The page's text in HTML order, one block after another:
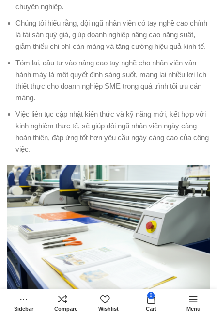
chuyên nghiệp.
Chúng tôi hiểu rằng, đội ngũ nhân viên có tay nghề cao chính
là tài sản quý giá, giúp doanh nghiệp nâng cao năng suất,
giảm thiểu chi phí cán màng và tăng cường hiệu quả kinh tế.
Tóm lại, đầu tư vào nâng cao tay nghề cho nhân viên vận
hành máy là một quyết định sáng suốt, mang lại nhiều lợi ích
thiết thực cho doanh nghiệp SME trong quá trình tối ưu cán
màng.
Việc liên tục cập nhật kiến thức và kỹ năng mới, kết hợp với
kinh nghiệm thực tế, sẽ giúp đội ngũ nhân viên ngày càng
hoàn thiện, đáp ứng tốt hơn yêu cầu ngày càng cao của công
việc.
Hợp Tác Với Đơn Vị Gia Công Sau In
Sidebar Compare Wishlist
0
Cart Menu